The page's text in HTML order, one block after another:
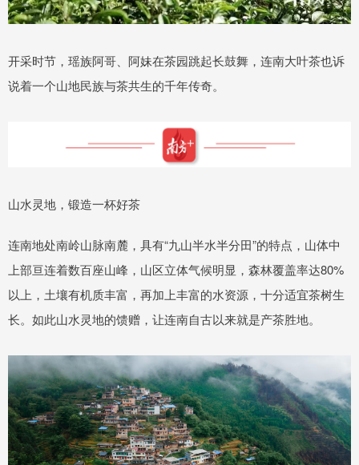
开采时节，瑶族阿哥、阿妹在茶园跳起长鼓舞，连南大叶茶也诉
说着一个山地民族与茶共生的千年传奇。
山水灵地，锻造一杯好茶
连南地处南岭山脉南麓，具有“九山半水半分田”的特点，山体中
上部亘连着数百座山峰，山区立体气候明显，森林覆盖率达80%
以上，土壤有机质丰富，再加上丰富的水资源，十分适宜茶树生
长。如此山水灵地的馈赠，让连南自古以来就是产茶胜地。